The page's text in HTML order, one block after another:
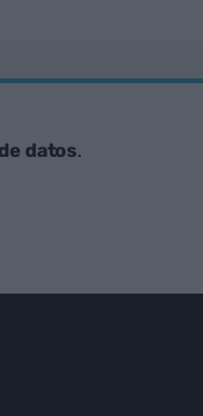
datos.